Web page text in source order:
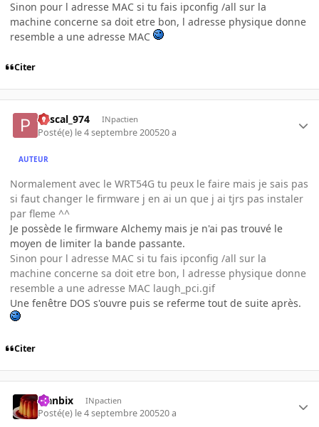
Sinon pour l adresse MAC si tu fais ipconfig /all sur la
machine concerne sa doit etre bon, l adresse physique donne
resemble a une adresse MAC
Citer
Pascal_974 INpactien
Posté(e) le 4 septembre 200520 a
AUTEUR
Normalement avec le WRT54G tu peux le faire mais je sais pas
si faut changer le firmware j en ai un que j ai tjrs pas instaler
par fleme ^^
Je possède le firmware Alchemy mais je n'ai pas trouvé le
moyen de limiter la bande passante.
Sinon pour l adresse MAC si tu fais ipconfig /all sur la
machine concerne sa doit etre bon, l adresse physique donne
resemble a une adresse MAC laugh_pci.gif
Une fenêtre DOS s'ouvre puis se referme tout de suite après.
Citer
Flanbix INpactien
Posté(e) le 4 septembre 200520 a